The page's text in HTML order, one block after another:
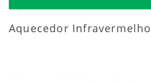
Aquecedor